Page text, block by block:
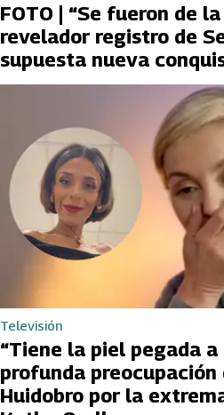
FOTO | “Se fueron de
revelador registro de
supuesta nueva
Televisión
“Tiene la piel pegada a
profunda preocupación
Huidobro por la